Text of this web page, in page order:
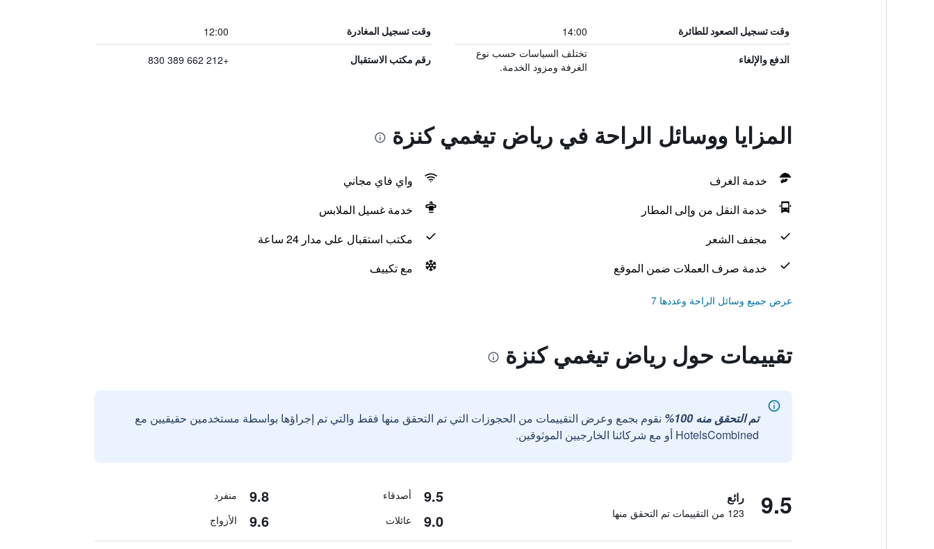
وقت تسجيل الصعود للطائرة 14:00 وقت تسجيل المغادرة 12:00
الدفع والإلغاء
تختلف السياسات حسب نوع
الغرفة ومزود الخدمة.
رقم مكتب الاستقبال +212 662 389 830
المزايا ووسائل الراحة في رياض تيغمي كنزة
خدمة الغرف
واي فاي مجاني
خدمة النقل من وإلى المطار
خدمة غسيل الملابس
مجفف الشعر
مكتب استقبال على مدار 24 ساعة
خدمة صرف العملات ضمن الموقع
مع تكييف
عرض جميع وسائل الراحة وعددها 7
تقييمات حول رياض تيغمي كنزة
تم التحقق منه 100%
نقوم بجمع وعرض التقييمات من الحجوزات التي تم التحقق منها فقط والتي تم إجراؤها بواسطة مستخدمين حقيقيين مع
HotelsCombined أو مع شركائنا الخارجيين الموثوقين.
9.5 رائع
123 من التقييمات تم التحقق منها
9.5 أصدقاء 9.8 منفرد
9.0 عائلات 9.6 الأزواج